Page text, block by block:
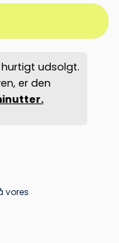
udsolgt.
er den
vores